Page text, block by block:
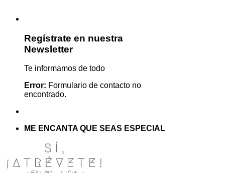
Regístrate en nuestra
Newsletter
Te informamos de todo
Error: Formulario de contacto no
encontrado.
ME ENCANTA QUE SEAS ESPECIAL